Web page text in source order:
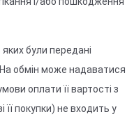
були передані
обмін може надаватися
оплати її вартості з
її покупки) не входить у